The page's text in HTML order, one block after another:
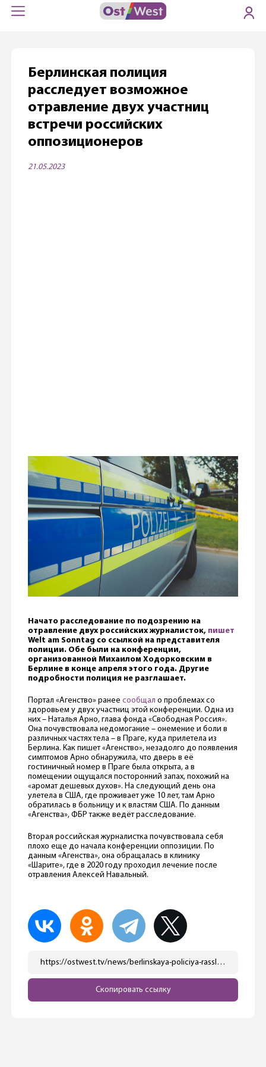
Берлинская полиция
расследует возможное
отравление двух участниц
встречи российских
оппозиционеров
21.05.2023
Начато расследование по подозрению на
отравление двух российских журналисток, пишет
Welt am Sonntag со ссылкой на представителя
полиции. Обе были на конференции,
организованной Михаилом Ходорковским в
Берлине в конце апреля этого года. Другие
подробности полиция не разглашает.
Портал «Агенство» ранее сообщал о проблемах со
здоровьем у двух участниц этой конференции. Одна из
них – Наталья Арно, глава фонда «Свободная Россия».
Она почувствовала недомогание – онемение и боли в
различных частях тела – в Праге, куда прилетела из
Берлина. Как пишет «Агенство», незадолго до появления
симптомов Арно обнаружила, что дверь в её
гостиничный номер в Праге была открыта, а в
помещении ощущался посторонний запах, похожий на
«аромат дешевых духов». На следующий день она
улетела в США, где проживает уже 10 лет, там Арно
обратилась в больницу и к властям США. По данным
«Агенства», ФБР также ведёт расследование.
Вторая российская журналистка почувствовала себя
плохо еще до начала конференции оппозиции. По
данным «Агенства», она обращалась в клинику
«Шарите», где в 2020 году проходил лечение после
отравления Алексей Навальный.
https://ostwest.tv/news/berlinskaya-policiya-rassleduet-vozmozhnoe-otravlenie-dvuh-uchastnic-vstrechi-rossijskih-oppozicionerov/
Скопировать ссылку